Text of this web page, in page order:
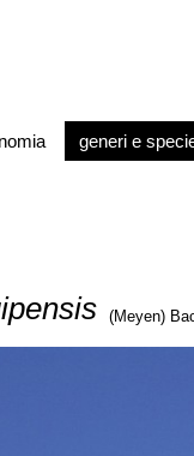
generi e
(Meyen)